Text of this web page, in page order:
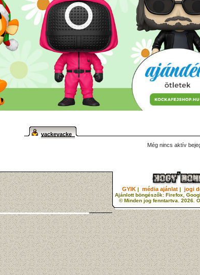
vackevacke
Még nincs aktív
GYIK | média ajánlat | jogi
Ajánlott böngészők: Firefox,
© Minden jog fenntartva. 2026.